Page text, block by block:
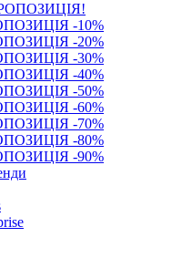
-10%
-20%
-30%
-40%
-50%
-60%
-70%
-80%
-90%